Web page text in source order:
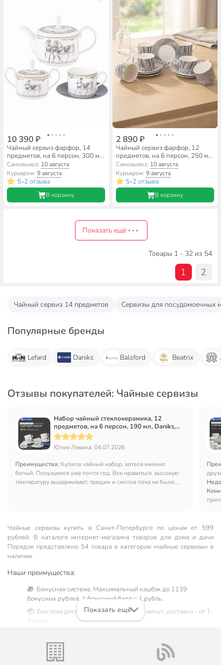
10 390 ₽
Чайный сервиз фарфор, 14
предметов, на 6 персон, 300 мл,
Lefard, Horse Club, 590-579,
подарочная упаковка
Самовывоз: 10 августа
Курьером:9 августа
5•2 отзыва
В корзину
2 890 ₽
Чайный сервиз фарфор, 12
предметов, на 6 персон, 250 мл,
Lefard, Top style, 165-615,
подарочная упаковка
Самовывоз: 10 августа
Курьером: 9 августа
5•2 отзыва
В корзину
Показать ещё
Товары 1 - 32 из 54
1 2
Чайный сервиз 14 предметов Сервизы для посудомоечных
Популярные бренды
Lefard Daniks Balsford Beatrix
Отзывы покупателей: Чайные сервизы
Набор чайный стеклокерамика, 12
предметов, на 6 персон, 190 мл, Daniks,
Белый Квадро, FKFB-210, подарочная
упаковка
Юлия Левина, 04.07.2026
Преимущества: Купила чайный набор, хотела именно
белый. Пользуемся уже почти год. Все нравиться, высокую
температуру выдерживает, трещин и сколов пока не было.
Чайные сервизы купить в Санкт-Петербургe по ценам от 599
рублей. В каталоге интернет-магазина товаров для дома и дачи
Порядок представлено 54 товара в категории «чайные сервизы» в
наличии
Наши преимущества:
🎁 Бонусная система. Максимальный кэшбэк до 1139
бонусных рублей, 1 бонусный балл = 1 рубль.
📦 Быстрая доставка. Самовывоз от 60 минут, доставка - от 1-
2 дней.
Петербург. Жители Ленинградской области могут сделать
заказ и оплатить его онлайн на официальном сайте сети
магазинов Порядок. Мы предлагаем бесплатную курьерскую
Показать ещё